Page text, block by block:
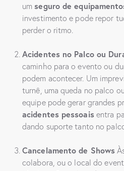
umseguro de
investimento e pode repor
perder o ritmo.
Acidentes no Palco ou
caminho para o evento ou
podem acontecer. Um
turnê, uma queda no palco
equipe pode gerar grandes
acidentes pessoais entra
dando suporte tanto no
Cancelamento de Shows
colabora, ou o local do